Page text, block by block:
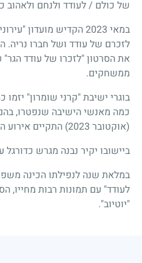
של כולם / לעודד ולנחם ולאהוב
במאי 2023 הקדיש
לזכרם של עודד ושל חברו נריה.
את הסרטון "לזכרו של עודד הגר"
ממשחקים.
בוגרי ישיבת "קרני שומרון"
כמה מאנשי הישיבה שנפטרו,
(אוקטובר 2023) התקיים אירוע הכנסת ספר התורה.
ביישובו יקיר נבנה מגרש כדורגל
במלאת שנה לנפילתו הכינה
לעודד" עם תמונות רבות מחייו,
"יוטיוב".